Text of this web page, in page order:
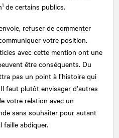
1 de certains publics.
refuser de commenter
votre position.
avec cette mention ont une
être conséquents. Du
pas un point à l’histoire qui
faut plutôt envisager d’autres
votre relation avec un
sans souhaiter pour autant
faille abdiquer.